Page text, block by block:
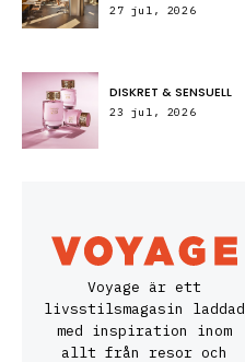
27 jul, 2026
DISKRET & SENSUELL
23 jul, 2026
Voyage är ett
livsstilsmagasin laddad
med inspiration inom
allt från resor och